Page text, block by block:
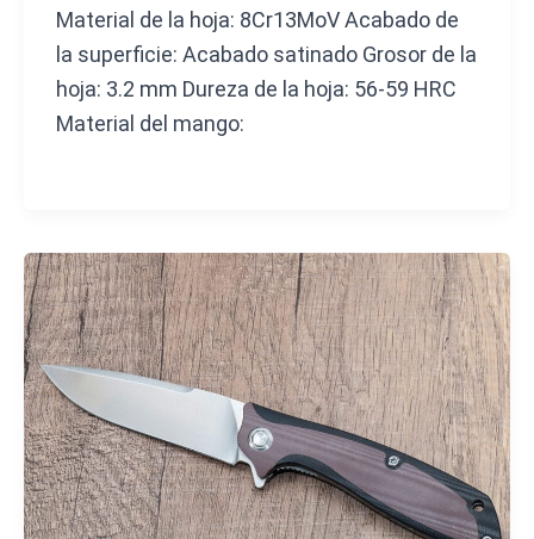
Material de la hoja: 8Cr13MoV Acabado de
la superficie: Acabado satinado Grosor de la
hoja: 3.2 mm Dureza de la hoja: 56-59 HRC
Material del mango: